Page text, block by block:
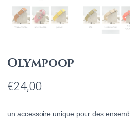
Olympoop
€24,00
un accessoire unique pour des